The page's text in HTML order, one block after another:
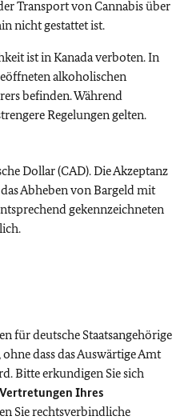
Transport von Cannabis über
nicht gestattet ist.
ist in Kanada verboten. In
alkoholischen
befinden. Während
Regelungen gelten.
Dollar (CAD). Die Akzeptanz
Abheben von Bargeld mit
gekennzeichneten
für deutsche Staatsangehörige
dass das Auswärtige Amt
Bitte erkundigen Sie sich
Vertretungen Ihres
Sie rechtsverbindliche